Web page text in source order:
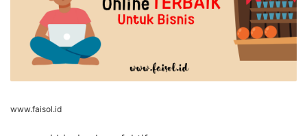
www.faisol.id